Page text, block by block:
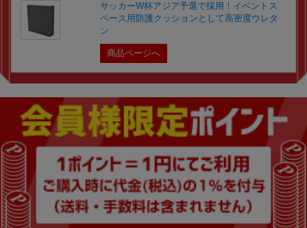
サッカーW杯アジア予選で採用！イベントス
ペース用防護クッションとして高密度ウレタ
ン
商品ページへ